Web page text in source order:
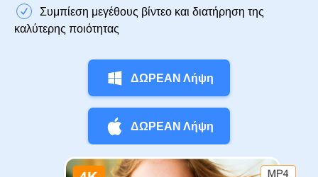
Συμπίεση μεγέθους βίντεο και διατήρηση της
καλύτερης ποιότητας
ΔΩΡΕΑΝ Λήψη
ΔΩΡΕΑΝ Λήψη